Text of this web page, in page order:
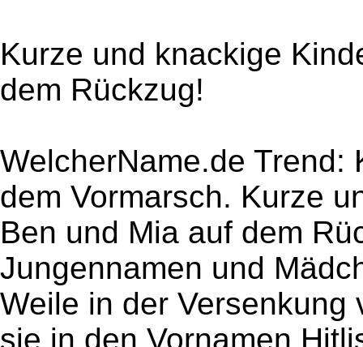
Kurze und knackige
dem Rückzug!
WelcherName.de Trend:
dem Vormarsch. Kurze
Ben und Mia auf dem
Jungennamen und
Weile in der
sie in den Vornamen